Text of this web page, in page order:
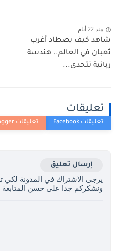
منذ 22 أيام
شاهد كيف يصطاد أغرب
ثعبان في العالم.. هندسة
ربانية تتحدى...
تعليقات
إرسال تعليق
يرجى الاشتراك في المدونة لكي
ونشكركم جدا على حسن